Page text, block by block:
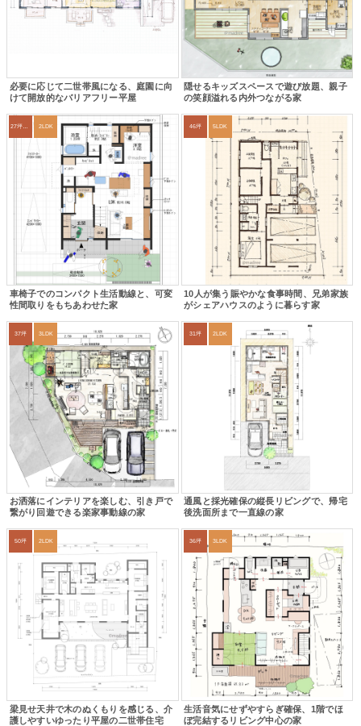
必要に応じて二世帯風になる、庭園に向
けて開放的なバリアフリー平屋
隠せるキッズスペースで遊び放題、親子
の笑顔溢れる内外つながる家
2LDK
車椅子でのコンパクト生活動線と、可変
性間取りをもちあわせた家
46坪 5LDK
10人が集う賑やかな食事時間、兄弟家族
がシェアハウスのように暮らす家
37坪 3LDK
お洒落にインテリアを楽しむ、引き戸で
繋がり回遊できる楽家事動線の家
31坪 2LDK
通風と採光確保の縦長リビングで、帰宅
後洗面所まで一直線の家
50坪 2LDK
梁見せ天井で木のぬくもりを感じる、介
護しやすいゆったり平屋の二世帯住宅
36坪 3LDK
生活音気にせずやすらぎ確保、1階でほ
ぼ完結するリビング中心の家